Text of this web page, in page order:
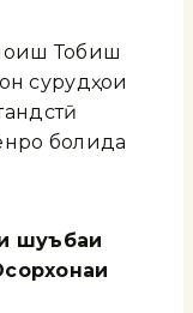
Тобиш
сурудҳои
болида
шуъбаи